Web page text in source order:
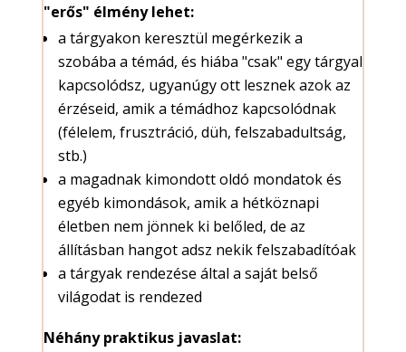
"erős" élmény lehet:
a tárgyakon keresztül megérkezik a
szobába a témád, és hiába "csak" egy tárgyal
kapcsolódsz, ugyanúgy ott lesznek azok az
érzéseid, amik a témádhoz kapcsolódnak
(félelem, frusztráció, düh, felszabadultság,
stb.)
a magadnak kimondott oldó mondatok és
egyéb kimondások, amik a hétköznapi
életben nem jönnek ki belőled, de az
állításban hangot adsz nekik felszabadítóak
a tárgyak rendezése által a saját belső
világodat is rendezed
Néhány praktikus javaslat: